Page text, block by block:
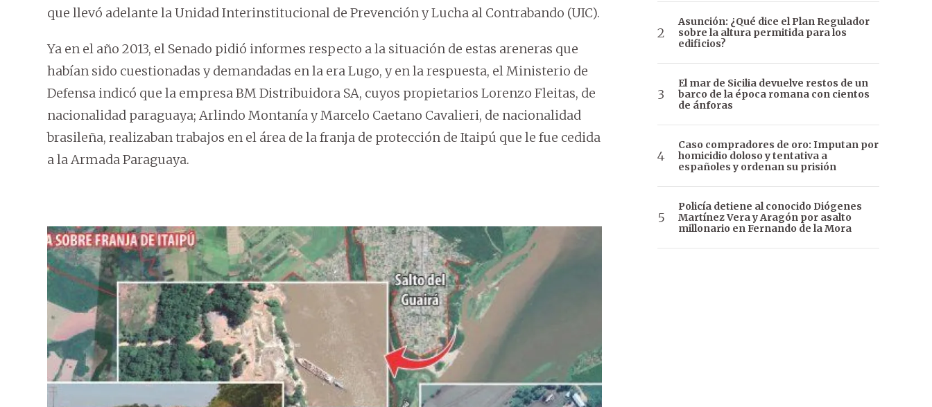
que llevó adelante la Unidad Interinstitucional de Prevención y Lucha al Contrabando (UIC).
Ya en el año 2013, el Senado pidió informes respecto a la situación de estas areneras que
habían sido cuestionadas y demandadas en la era Lugo, y en la respuesta, el Ministerio de
Defensa indicó que la empresa BM Distribuidora SA, cuyos propietarios Lorenzo Fleitas, de
nacionalidad paraguaya; Arlindo Montanía y Marcelo Caetano Cavalieri, de nacionalidad
brasileña, realizaban trabajos en el área de la franja de protección de Itaipú que le fue cedida
a la Armada Paraguaya.
Asunción: ¿Qué dice el Plan Regulador
sobre la altura permitida para los
edificios?
El mar de Sicilia devuelve restos de un
barco de la época romana con cientos
de ánforas
Caso compradores de oro: Imputan por
homicidio doloso y tentativa a
españoles y ordenan su prisión
Policía detiene al conocido Diógenes
Martínez Vera y Aragón por asalto
millonario en Fernando de la Mora